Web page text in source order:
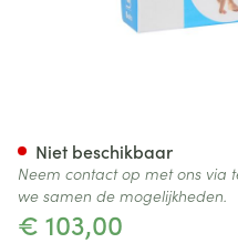
€ 103,00
Niet beschikbaar
Neem contact op met ons via
we samen de mogelijkheden.